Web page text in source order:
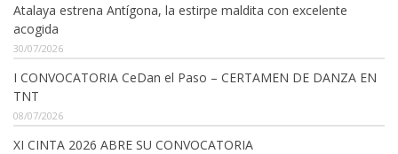
Atalaya estrena Antígona, la estirpe maldita con excelente
acogida
30/07/2026
I CONVOCATORIA CeDan el Paso – CERTAMEN DE DANZA EN
TNT
08/07/2026
XI CINTA 2026 ABRE SU CONVOCATORIA